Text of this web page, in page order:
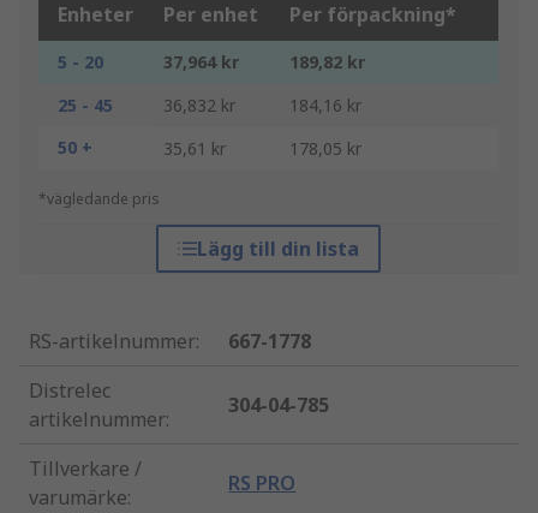
Enheter Per enhet Per förpackning*
5 - 20 37,964 kr
189,82 kr
25 - 45
36,832 kr
184,16 kr
50 +
35,61 kr 178,05 kr
*vägledande pris
Lägg till din lista
RS-artikelnummer:
667-1778
Distrelec
artikelnummer:
304-04-785
Tillverkare /
varumärke:
RS PRO